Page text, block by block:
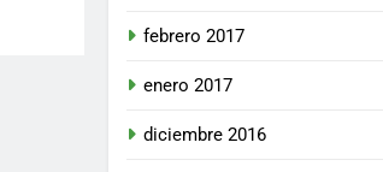
febrero 2017
enero 2017
diciembre 2016